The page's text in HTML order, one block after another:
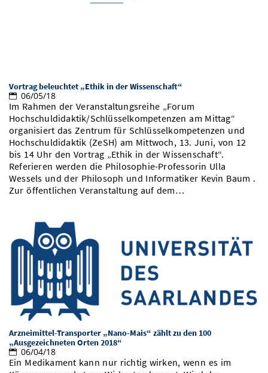
Vortrag beleuchtet „Ethik in der Wissenschaft“
06/05/18
Im Rahmen der Veranstaltungsreihe „Forum
Hochschuldidaktik/Schlüsselkompetenzen am Mittag“
organisiert das Zentrum für Schlüsselkompetenzen und
Hochschuldidaktik (ZeSH) am Mittwoch, 13. Juni, von 12
bis 14 Uhr den Vortrag „Ethik in der Wissenschaft“.
Referieren werden die Philosophie-Professorin Ulla
Wessels und der Philosoph und Informatiker Kevin Baum .
Zur öffentlichen Veranstaltung auf dem…
Arzneimittel-Transporter „Nano-Mais“ zählt zu den 100
„Ausgezeichneten Orten 2018“
06/04/18
Ein Medikament kann nur richtig wirken, wenn es im